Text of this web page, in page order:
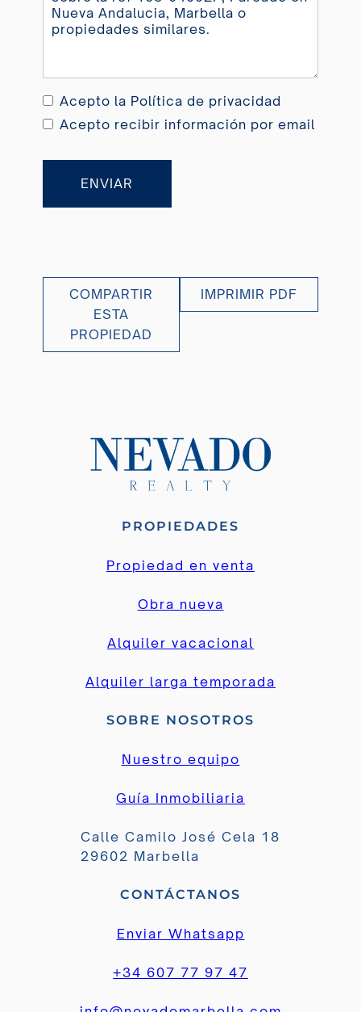
Acepto la Política de privacidad
Acepto recibir información por email
ENVIAR
COMPARTIR
ESTA
PROPIEDAD
IMPRIMIR PDF
PROPIEDADES
Propiedad en venta
Obra nueva
Alquiler vacacional
Alquiler larga temporada
SOBRE NOSOTROS
Nuestro equipo
Guía Inmobiliaria
Calle Camilo José Cela 18
29602 Marbella
CONTÁCTANOS
Enviar Whatsapp
+34 607 77 97 47